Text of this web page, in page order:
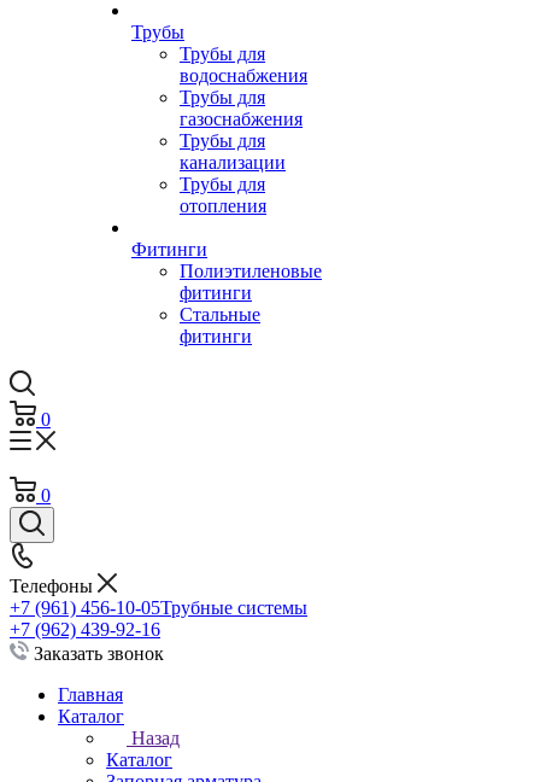
Трубы
Трубы для
водоснабжения
Трубы для
газоснабжения
Трубы для
канализации
Трубы для
отопления
Фитинги
Полиэтиленовые
фитинги
Стальные
фитинги
0
0
Телефоны
+7 (961) 456-10-05Трубные системы
+7 (962) 439-92-16
Заказать звонок
Главная
Каталог
Назад
Каталог